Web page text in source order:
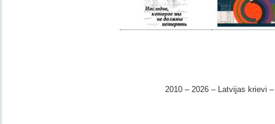
2010 – 2026 – Latvijas krievi –